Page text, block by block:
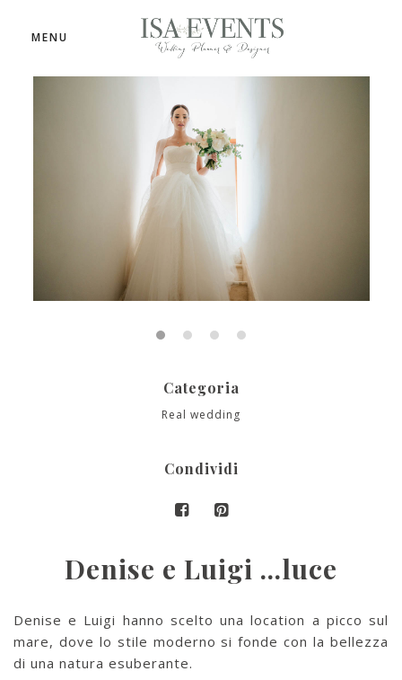
MENU
Categoria
Real wedding
Condividi
Denise e Luigi …luce
Denise e Luigi hanno scelto una location a picco sul
mare, dove lo stile moderno si fonde con la bellezza
di una natura esuberante.